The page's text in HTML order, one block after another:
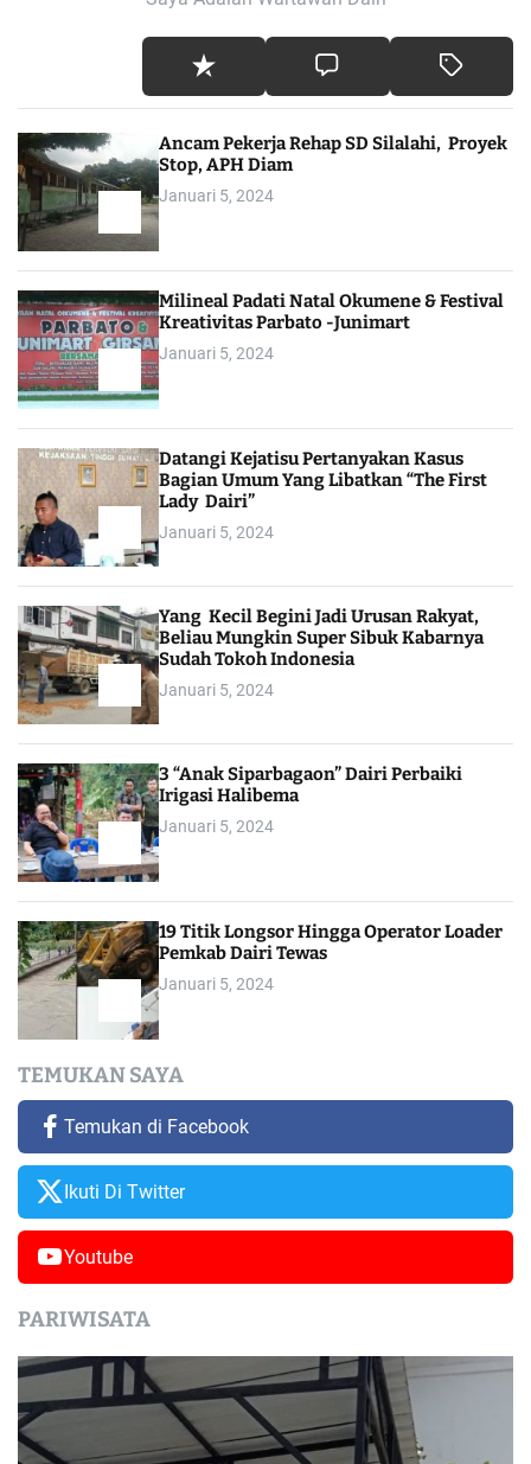
Ancam Pekerja Rehap SD Silalahi, Proyek
Stop, APH Diam
Januari 5, 2024
Milineal Padati Natal Okumene & Festival
Kreativitas Parbato -Junimart
Januari 5, 2024
Datangi Kejatisu Pertanyakan Kasus
Bagian Umum Yang Libatkan “The First
Lady Dairi”
Januari 5, 2024
Yang Kecil Begini Jadi Urusan Rakyat,
Beliau Mungkin Super Sibuk Kabarnya
Sudah Tokoh Indonesia
Januari 5, 2024
3 “Anak Siparbagaon” Dairi Perbaiki
Irigasi Halibema
Januari 5, 2024
19 Titik Longsor Hingga Operator Loader
Pemkab Dairi Tewas
Januari 5, 2024
TEMUKAN SAYA
Temukan di Facebook
Ikuti Di Twitter
Youtube
PARIWISATA